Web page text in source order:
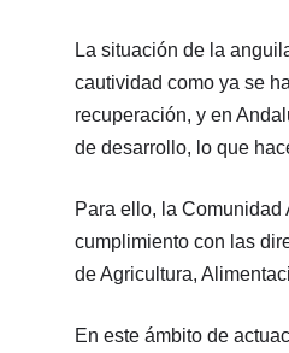
La situación de la
cautividad como ya se
recuperación, y en
de desarrollo, lo que
Para ello, la
cumplimiento con las
de Agricultura,
En este ámbito de